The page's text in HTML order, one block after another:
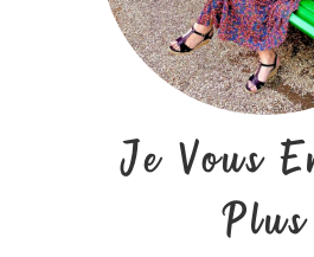
Je Vous
Plus